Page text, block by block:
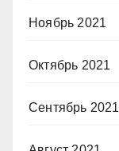
Ноябрь 2021
Октябрь 2021
Сентябрь 2021